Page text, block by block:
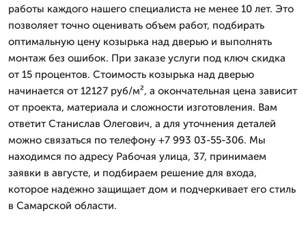
работы каждого нашего специалиста не менее 10 лет. Это
позволяет точно оценивать объем работ, подбирать
оптимальную цену козырька над дверью и выполнять
монтаж без ошибок. При заказе услуги под ключ скидка
от 15 процентов. Стоимость козырька над дверью
начинается от 12127 руб/м², а окончательная цена зависит
от проекта, материала и сложности изготовления. Вам
ответит Станислав Олегович, а для уточнения деталей
можно связаться по телефону +7 993 03-55-306. Мы
находимся по адресу Рабочая улица, 37, принимаем
заявки в августе, и подбираем решение для входа,
которое надежно защищает дом и подчеркивает его стиль
в Самарской области.